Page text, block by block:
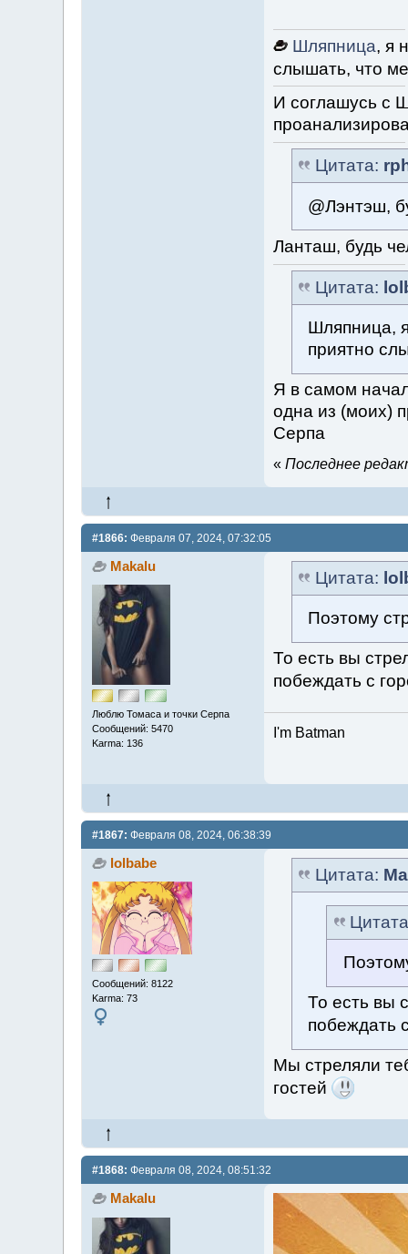
Шляпница, я
слышать, что
И соглашусь с
Цитата:
@Лэнтэш,
Ланташ, будь
Цитата:
Шляпница,
приятно
Я в самом
одна из (моих)
Серпа
« Последнее
#1866: Февраля 07, 2024, 07:32:05
Makalu
Люблю Томаса и точки Серпа
Сообщений: 5470
Karma: 136
Цитата:
Поэтому
То есть вы
побеждать с
I'm Batman
#1867: Февраля 08, 2024, 06:38:39
lolbabe
Сообщений: 8122
Karma: 73
Цитата:
То есть вы
побеждать
Мы стреляли
гостей
#1868: Февраля 08, 2024, 08:51:32
Makalu